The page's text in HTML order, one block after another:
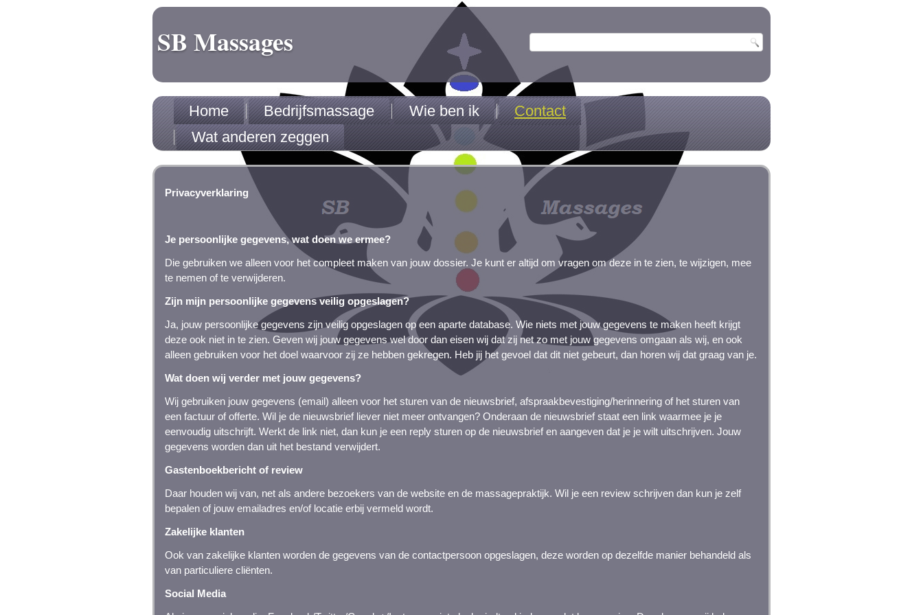
SB Massages
Home Bedrijfsmassage Wie ben ik
Contact
Wat anderen zeggen
Privacyverklaring
Je persoonlijke gegevens, wat doen we ermee?
Die gebruiken we alleen voor het compleet maken van jouw dossier. Je kunt er altijd om vragen om deze in te zien, te wijzigen, mee
te nemen of te verwijderen.
Zijn mijn persoonlijke gegevens veilig opgeslagen?
Ja, jouw persoonlijke gegevens zijn veilig opgeslagen op een aparte database. Wie niets met jouw gegevens te maken heeft krijgt
deze ook niet in te zien. Geven wij jouw gegevens wel door dan eisen wij dat zij net zo met jouw gegevens omgaan als wij, en ook
alleen gebruiken voor het doel waarvoor zij ze hebben gekregen. Heb jij het gevoel dat dit niet gebeurt, dan horen wij dat graag van je.
Wat doen wij verder met jouw gegevens?
Wij gebruiken jouw gegevens (email) alleen voor het sturen van de nieuwsbrief, afspraakbevestiging/herinnering of het sturen van
een factuur of offerte. Wil je de nieuwsbrief liever niet meer ontvangen? Onderaan de nieuwsbrief staat een link waarmee je je
eenvoudig uitschrijft. Werkt de link niet, dan kun je een reply sturen op de nieuwsbrief en aangeven dat je je wilt uitschrijven. Jouw
gegevens worden dan uit het bestand verwijdert.
Gastenboekbericht of review
Daar houden wij van, net als andere bezoekers van de website en de massagepraktijk. Wil je een review schrijven dan kun je zelf
bepalen of jouw emailadres en/of locatie erbij vermeld wordt.
Zakelijke klanten
Ook van zakelijke klanten worden de gegevens van de contactpersoon opgeslagen, deze worden op dezelfde manier behandeld als
van particuliere cliënten.
Social Media